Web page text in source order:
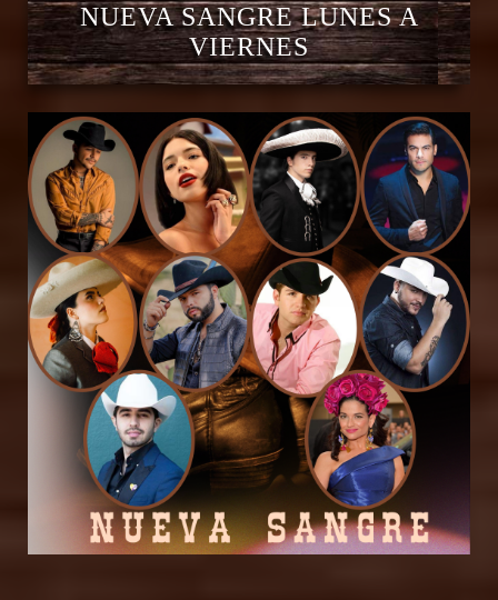
NUEVA SANGRE LUNES A
VIERNES